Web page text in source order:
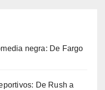
negra: De Fargo
De Rush a